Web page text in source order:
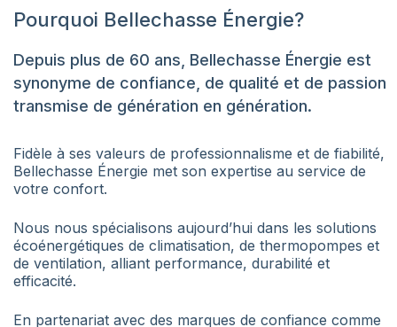
Pourquoi Bellechasse Énergie?
Depuis plus de 60 ans, Bellechasse Énergie est
synonyme de confiance, de qualité et de passion
transmise de génération en génération.
Fidèle à ses valeurs de professionnalisme et de fiabilité,
Bellechasse Énergie met son expertise au service de
votre confort.
Nous nous spécialisons aujourd’hui dans les solutions
écoénergétiques de climatisation, de thermopompes et
de ventilation, alliant performance, durabilité et
efficacité.
En partenariat avec des marques de confiance comme